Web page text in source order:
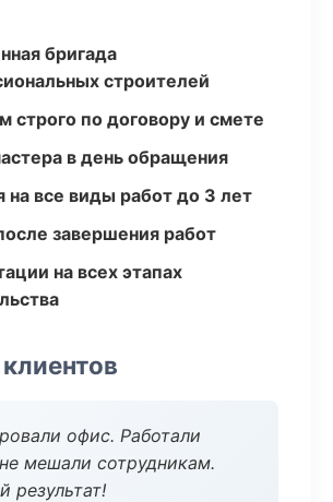
бригада
строителей
строго по договору и смете
в день обращения
на все виды работ до 3 лет
завершения работ
на всех этапах
офис. Работали
мешали сотрудникам.
результат!